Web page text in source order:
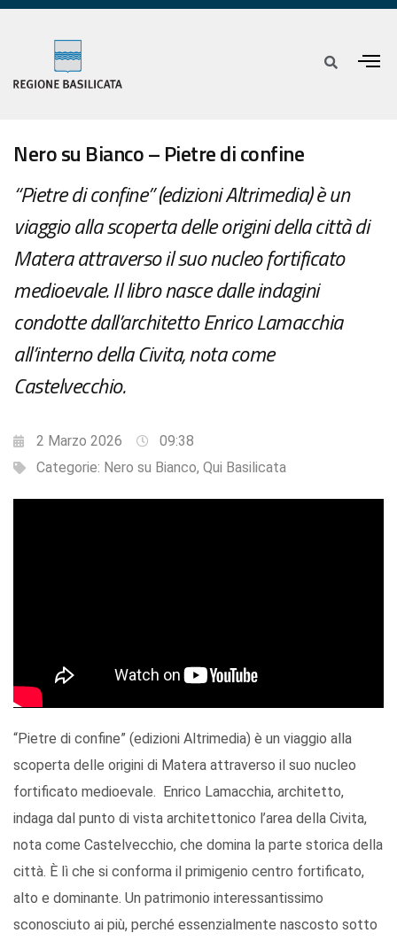
Nero su Bianco – Pietre di confine
“Pietre di confine” (edizioni Altrimedia) è un
viaggio alla scoperta delle origini della città di
Matera attraverso il suo nucleo fortificato
medioevale. Il libro nasce dalle indagini
condotte dall’architetto Enrico Lamacchia
all’interno della Civita, nota come
Castelvecchio.
2 Marzo 2026
09:38
Categorie: Nero su Bianco, Qui Basilicata
“Pietre di confine” (edizioni Altrimedia) è un viaggio alla
scoperta delle origini di Matera attraverso il suo nucleo
fortificato medioevale. Enrico Lamacchia, architetto,
indaga dal punto di vista architettonico l’area della Civita,
nota come Castelvecchio, che domina la parte storica della
città. È lì che si conforma il primigenio centro fortificato,
alto e dominante. Un patrimonio interessantissimo
sconosciuto ai più, perché essenzialmente nascosto sotto